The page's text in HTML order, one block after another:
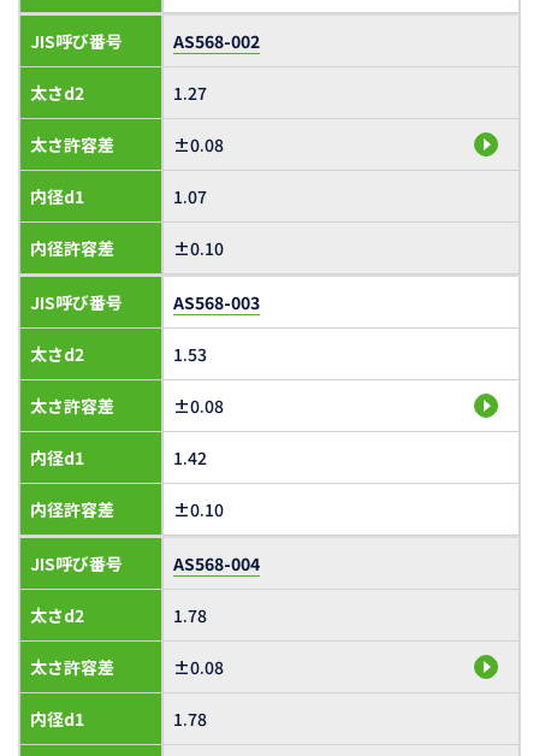
JIS呼び番号
太さd2
太さ許容差
内径d1
内径許容差
AS568-002
1.27
±0.08
1.07
±0.10
JIS呼び番号
太さd2
太さ許容差
内径d1
内径許容差
AS568-003
1.53
±0.08
1.42
±0.10
JIS呼び番号
太さd2
太さ許容差
内径d1
AS568-004
1.78
±0.08
1.78